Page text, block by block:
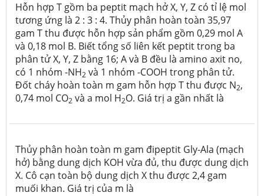
Hỗn hợp T gồm ba peptit mạch hở X, Y, Z có tỉ lệ mol
tương ứng là 2 : 3 : 4. Thủy phân hoàn toàn 35,97
gam T thu được hỗn hợp sản phẩm gồm 0,29 mol A
và 0,18 mol B. Biết tổng số liên kết peptit trong ba
phân tử X, Y, Z bằng 16; A và B đều là amino axit no,
có 1 nhóm -NH2 và 1 nhóm -COOH trong phân tử.
Đốt cháy hoàn toàn m gam hỗn hợp T thu được N2,
0,74 mol CO2 và a mol H2O. Giá trị a gần nhất là
Thủy phân hoàn toàn m gam đipeptit Gly-Ala (mạch
hở) bằng dung dịch KOH vừa đủ, thu được dung dịch
X. Cô cạn toàn bộ dung dịch X thu được 2,4 gam
muối khan. Giá trị của m là